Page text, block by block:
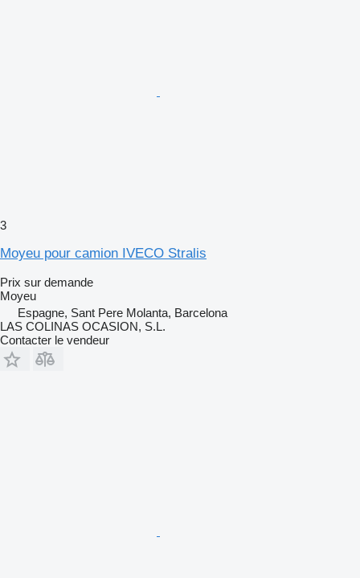
3
Moyeu pour camion IVECO Stralis
Prix sur demande
Moyeu
Espagne, Sant Pere Molanta, Barcelona
LAS COLINAS OCASION, S.L.
Contacter le vendeur